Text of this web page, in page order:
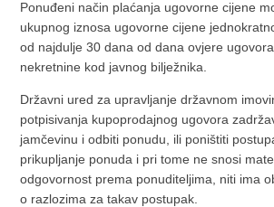
Ponuđeni način plaćanja ugovorne cijene
ukupnog iznosa ugovorne cijene
od najdulje 30 dana od dana ovjere
nekretnine kod javnog bilježnika.
Državni ured za upravljanje državnom
potpisivanja kupoprodajnog ugovora
jamčevinu i odbiti ponudu, ili poništiti
prikupljanje ponuda i pri tome ne snosi
odgovornost prema ponuditeljima, niti ima
o razlozima za takav postupak.